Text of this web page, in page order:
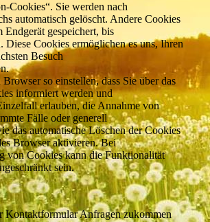
Cookies“. Sie werden nach
automatisch gelöscht. Andere Cookies
Endgerät gespeichert, bis
Diese Cookies ermöglichen es uns, Ihren
Besuch
so einstellen, dass Sie über das
informiert werden und
erlauben, die Annahme von
Fälle oder generell
das automatische Löschen der Cookies
Browser aktivieren. Bei
von Cookies kann die Funktionalität
sein.
Kontaktformular Anfragen zukommen